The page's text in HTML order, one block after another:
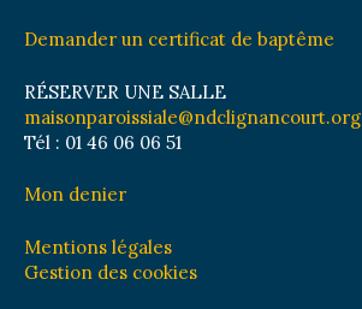
Demander un certificat de baptême
RÉSERVER UNE SALLE
maisonparoissiale@ndclignancourt.org
Tél : 01 46 06 06 51
Mon denier
Mentions légales
Gestion des cookies